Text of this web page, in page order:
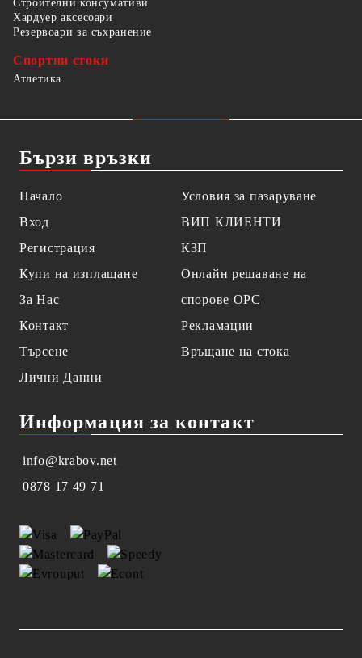
Строителни консумативи
Хардуер аксесоари
Резервоари за съхранение
Спортни стоки
Атлетика
Бързи връзки
Начало
Вход
Регистрация
Купи на изплащане
За Нас
Контакт
Търсене
Лични Данни
Условия за пазаруване
ВИП КЛИЕНТИ
КЗП
Онлайн решаване на
спорове OPC
Рекламации
Връщане на стока
Информация за контакт
info@krabov.net
0878 17 49 71